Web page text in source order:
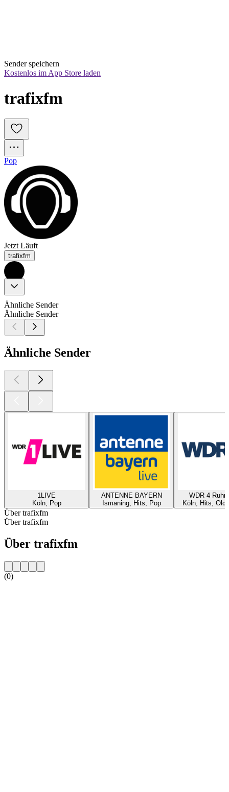
Sender speichern
Kostenlos im App Store laden
trafixfm
Pop
Jetzt Läuft
trafixfm
Ähnliche Sender
Ähnliche Sender
Ähnliche Sender
1LIVE
Köln, Pop
ANTENNE BAYERN
Ismaning, Hits, Pop
WDR 4
Köln, Hits,
Über trafixfm
Über trafixfm
Über trafixfm
(0)